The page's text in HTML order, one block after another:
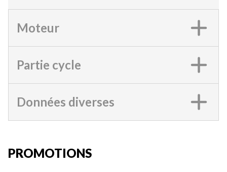
Moteur
Partie cycle
Données diverses
PROMOTIONS